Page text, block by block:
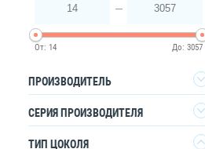
14 3057
От: 14 До: 3057
ПРОИЗВОДИТЕЛЬ
ASD
22
СЕРИЯ ПРОИЗВОДИТЕЛЯ
ТИП ЦОКОЛЯ